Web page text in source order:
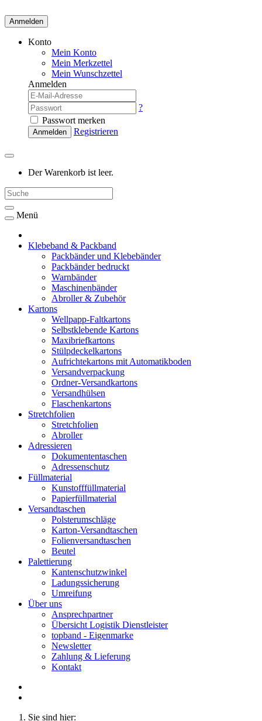
Anmelden
Konto
Mein Konto
Mein Merkzettel
Mein Wunschzettel
Anmelden
?
Passwort merken
Anmelden Registrieren
Der Warenkorb ist leer.
Menü
Klebeband & Packband
Packbänder und Klebebänder
Packbänder bedruckt
Warnbänder
Maschinenbänder
Abroller & Zubehör
Kartons
Wellpapp-Faltkartons
Selbstklebende Kartons
Maxibriefkartons
Stülpdeckelkartons
Aufrichtekartons mit Automatikboden
Versandverpackung
Ordner-Versandkartons
Versandhülsen
Flaschenkartons
Stretchfolien
Stretchfolien
Abroller
Adressieren
Dokumententaschen
Adressenschutz
Füllmaterial
Kunstofffüllmaterial
Papierfüllmaterial
Versandtaschen
Polsterumschläge
Karton-Versandtaschen
Folienversandtaschen
Beutel
Palettierung
Kantenschutzwinkel
Ladungssicherung
Umreifung
Über uns
Ansprechpartner
Übersicht Logistik Dienstleister
topband - Eigenmarke
Newsletter
Zahlung & Lieferung
Kontakt
Sie sind hier: